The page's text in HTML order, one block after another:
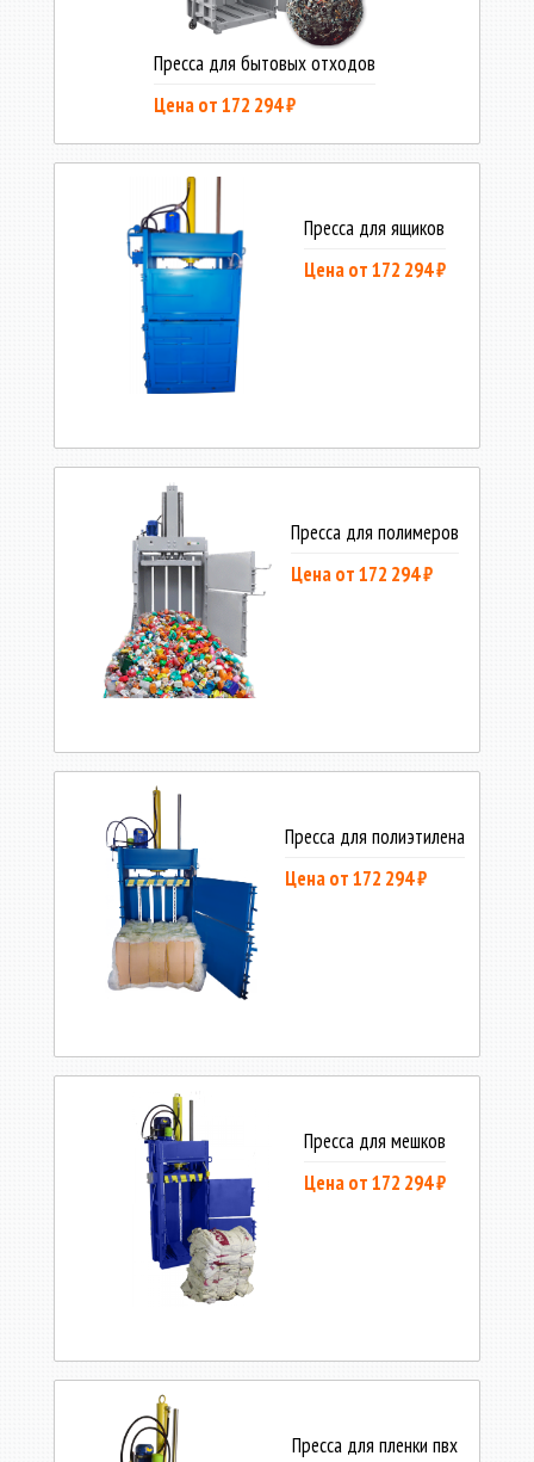
Пресса для бытовых отходов
Цена от 172 294 ₽
Пресса для ящиков
Цена от 172 294 ₽
Пресса для полимеров
Цена от 172 294 ₽
Пресса для полиэтилена
Цена от 172 294 ₽
Пресса для мешков
Цена от 172 294 ₽
Пресса для пленки пвх